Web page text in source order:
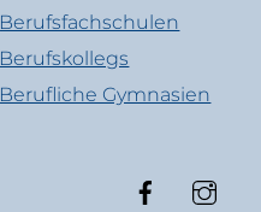
Berufsfachschulen
Berufskollegs
Berufliche Gymnasien
Facebook